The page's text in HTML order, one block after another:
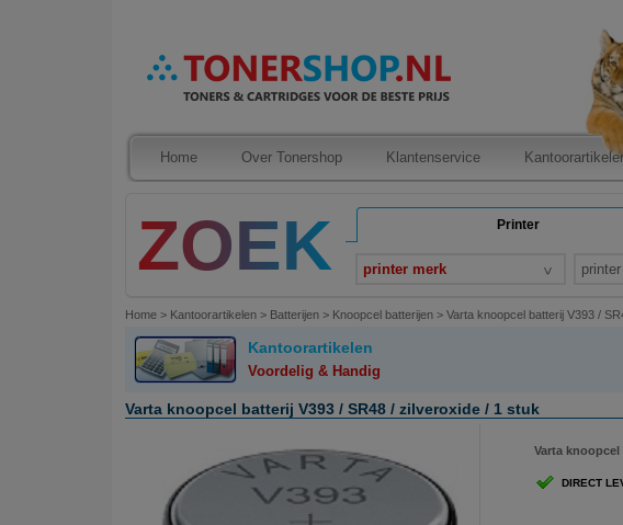
Home Over Tonershop Klantenservice
Printer
printer merk
Home > Kantoorartikelen > Batterijen > Knoopcel batterijen > Varta knoopcel batterij V393 /
Kantoorartikelen
Voordelig & Handig
Varta knoopcel batterij V393 / SR48 / zilveroxide / 1 stuk
Varta knoopcel
DIRECT